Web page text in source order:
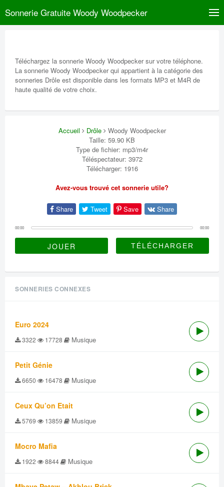
Sonnerie Gratuite Woody Woodpecker
Téléchargez la sonnerie Woody Woodpecker sur votre téléphone.
La sonnerie Woody Woodpecker qui appartient à la catégorie des
sonneries Drôle est disponible dans les formats MP3 et M4R de
haute qualité de votre choix.
Accueil Drôle
Woody Woodpecker
Taille: 59.90 KB
Type de fichier: mp3/m4r
Téléspectateur: 3972
Télécharger: 1916
Avez-vous trouvé cet sonnerie utile?
Share Tweet Save Share
00:00 00:00
JOUER
SONNERIES CONNEXES
Euro 2024
3322 17728 Musique
Petit Génie
6650 16478 Musique
Ceux Qu’on Etait
5769 13859 Musique
Mocro Mafia
1922 8844 Musique